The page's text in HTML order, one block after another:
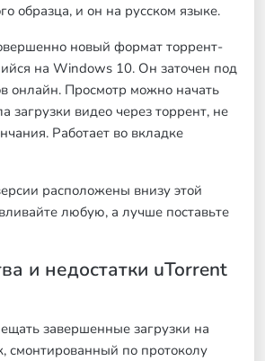
образца, и он на русском языке.
новый формат торрент-
на Windows 10. Он заточен под
онлайн. Просмотр можно начать
загрузки видео через торрент, не
Работает во вкладке
расположены внизу этой
любую, а лучше поставьте
и недостатки uTorrent
завершенные загрузки на
смонтированный по протоколу